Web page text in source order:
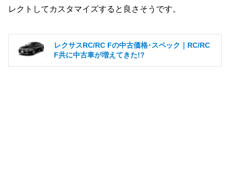
レクトしてカスタマイズすると良さそうです。
レクサスRC/RC Fの中古価格･スペック｜RC/RC
F共に中古車が増えてきた!?